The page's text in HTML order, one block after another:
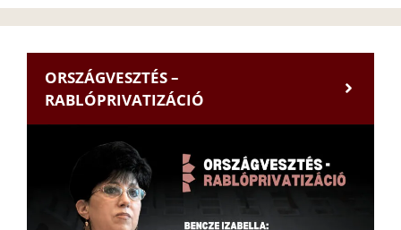
ORSZÁGVESZTÉS –
RABLÓPRIVATIZÁCIÓ